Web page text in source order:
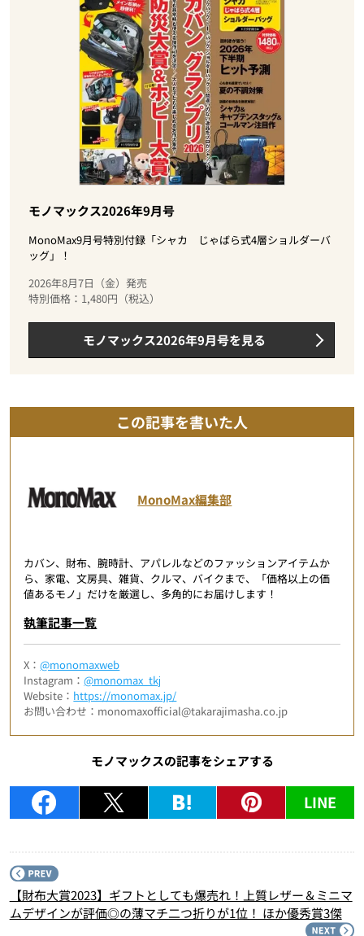
モノマックス2026年9月号
MonoMax9月号特別付録「シャカ じゃばら式4層ショルダーバ
ッグ」！
2026年8月7日（金）発売
特別価格：1,480円（税込）
モノマックス2026年9月号を見る
この記事を書いた人
MonoMax編集部
カバン、財布、腕時計、アパレルなどのファッションアイテムか
ら、家電、文房具、雑貨、クルマ、バイクまで、「価格以上の価
値あるモノ」だけを厳選し、多角的にお届けします！
執筆記事一覧
X：@monomaxweb
Instagram：@monomax_tkj
Website： https://monomax.jp/
お問い合わせ：monomaxofficial@takarajimasha.co.jp
モノマックスの記事をシェアする
LINE
【財布大賞2023】ギフトとしても爆売れ！上質レザー＆ミニマ
ムデザインが評価◎の薄マチ二つ折りが1位！ ほか優秀賞3傑